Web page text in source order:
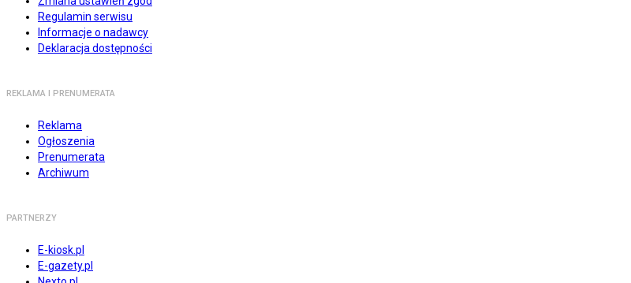
Regulamin serwisu
Informacje o nadawcy
Deklaracja dostępności
REKLAMA I PRENUMERATA
Reklama
Ogłoszenia
Prenumerata
Archiwum
PARTNERZY
E-kiosk.pl
E-gazety.pl